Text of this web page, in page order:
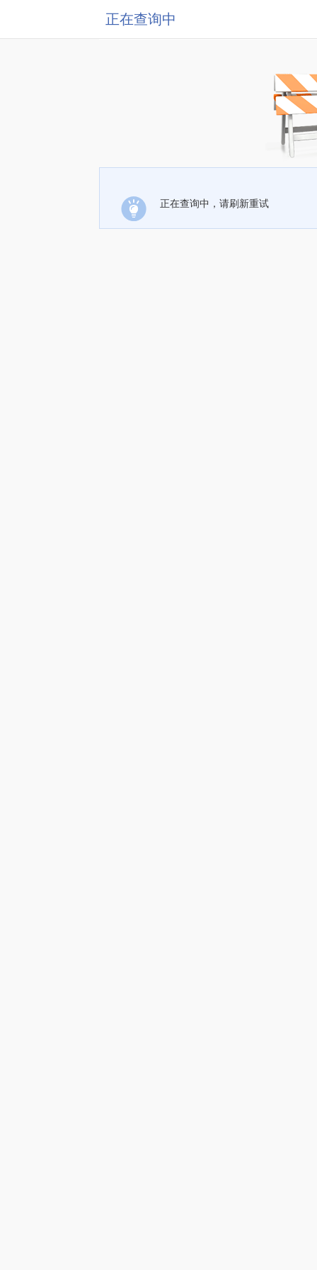
正在查询中
正在查询中，请刷新重试